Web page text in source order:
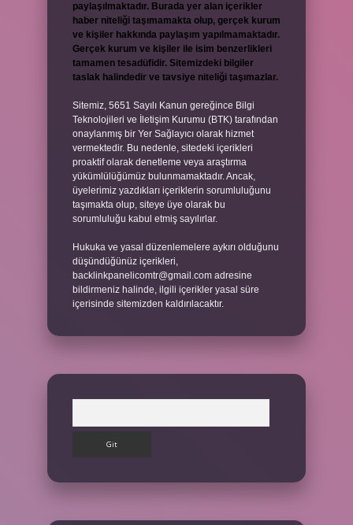
paylaşılmaktadır. Burada yer alan içerikler
haber niteliği taşımamakta olup, gerçek kurum
ve kişiler hakkında paylaşım yapılmamaktadır.
Gerçek kurum ve kişiler ile isim benzerlikleri
tamamen tesadüfidir. Sitemizdeki bilgiler
taslak halindedir ve tavsiye niteliği taşımazlar.
Sitemiz, 5651 Sayılı Kanun gereğince Bilgi
Teknolojileri ve İletişim Kurumu (BTK) tarafından
onaylanmış bir Yer Sağlayıcı olarak hizmet
vermektedir. Bu nedenle, sitedeki içerikleri
proaktif olarak denetleme veya araştırma
yükümlülüğümüz bulunmamaktadır. Ancak,
üyelerimiz yazdıkları içeriklerin sorumluluğunu
taşımakta olup, siteye üye olarak bu
sorumluluğu kabul etmiş sayılırlar.
Hukuka ve yasal düzenlemelere aykırı olduğunu
düşündüğünüz içerikleri,
backlinkpanelicomtr@gmail.com adresine
bildirmeniz halinde, ilgili içerikler yasal süre
içerisinde sitemizden kaldırılacaktır.